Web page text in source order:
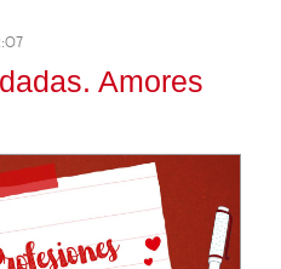
Amores